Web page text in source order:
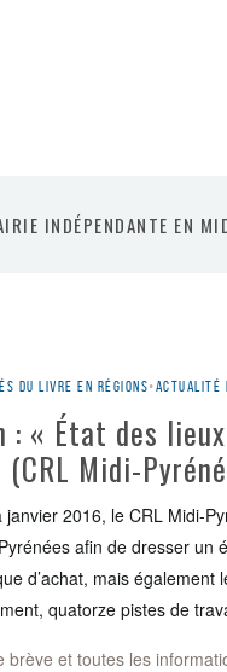
INDÉPENDANTE EN
du livre en régions•Actualité
: « État des
(CRL Midi-
janvier 2016, le CRL Midi-
afin de dresser un
d’achat, mais
quatorze pistes de
brève et toutes les